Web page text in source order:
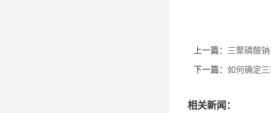
上一篇： 三聚磷酸
下一篇： 如何确定
相关新闻：